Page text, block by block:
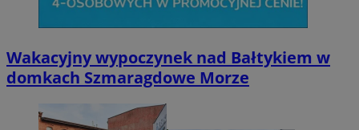
Wakacyjny wypoczynek nad Bałtykiem w
domkach Szmaragdowe Morze